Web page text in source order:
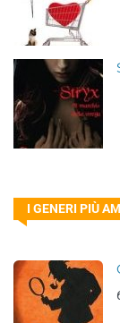
I GENERI PIÙ